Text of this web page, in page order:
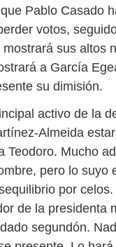
Pablo Casado
votos,
sus altos
a García
su dimisión.
activo de la
Almeida
Teodoro. Mucho
pero lo suyo
por
de la presidenta
segundón.